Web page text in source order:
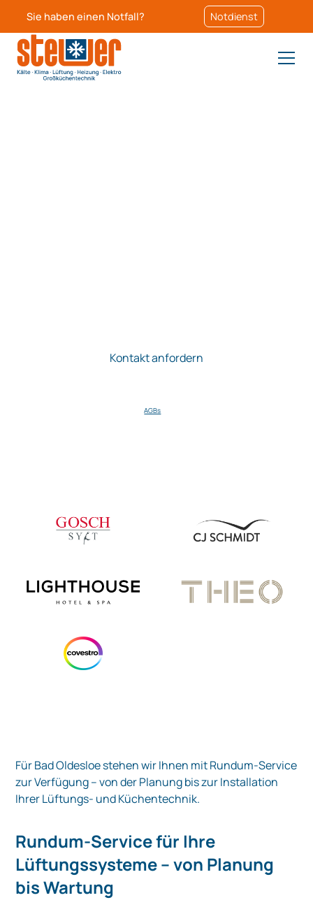
Sie haben einen Notfall? Notdienst
gegenüber der Firma STEUER widerrufen.AGBs
Für Bad Oldesloe stehen wir Ihnen mit Rundum-Service
zur Verfügung – von der Planung bis zur Installation
Ihrer Lüftungs- und Küchentechnik.
Rundum-Service für Ihre
Lüftungssysteme – von Planung
bis Wartung